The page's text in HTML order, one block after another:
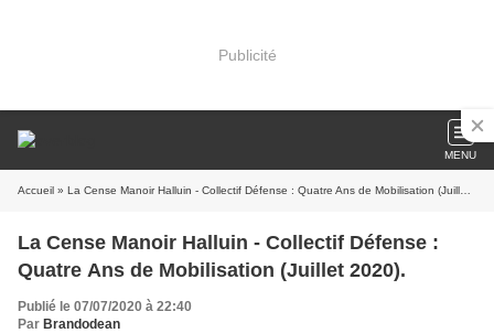
Publicité
MENU
Accueil » La Cense Manoir Halluin - Collectif Défense : Quatre Ans de Mobilisation (Juillet 2020).
La Cense Manoir Halluin - Collectif Défense :
Quatre Ans de Mobilisation (Juillet 2020).
Publié le 07/07/2020 à 22:40
Par Brandodean